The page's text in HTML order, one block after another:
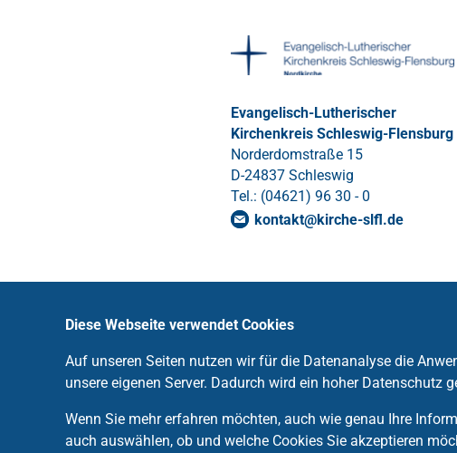
Evangelisch-Lutherischer
Kirchenkreis Schleswig-Flensburg
Norderdomstraße 15
D-24837 Schleswig
Tel.: (04621) 96 30 - 0
kontakt@kirche-slfl.de
Diese Webseite verwendet Cookies
Auf unseren Seiten nutzen wir für die Datenanalyse die
unsere eigenen Server. Dadurch wird ein hoher Datenschutz
Wenn Sie mehr erfahren möchten, auch wie genau Ihre
auch auswählen, ob und welche Cookies Sie akzeptieren